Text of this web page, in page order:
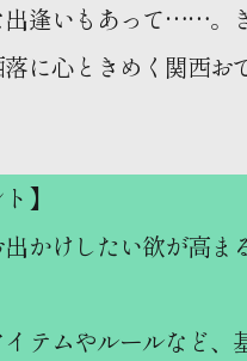
出逢いもあって……。
に心ときめく関西お
】
出かけしたい欲が高ま
イテムやルールなど、